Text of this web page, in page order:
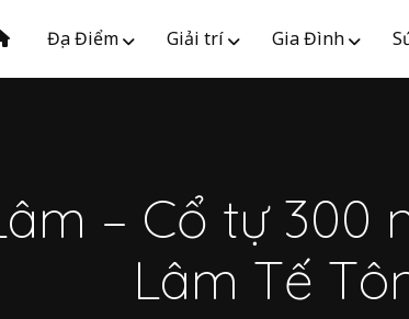
Địa Điểm Giải trí Gia Đình
– Cổ tự 300
Lâm Tế